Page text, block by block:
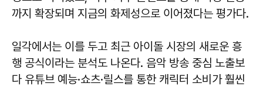
까지 확장되며 지금의 화제성으로 이어졌다는 평가다.
일각에서는 이를 두고 최근 아이돌 시장의 새로운 흥
행 공식이라는 분석도 나온다. 음악 방송 중심 노출보
다 유튜브 예능·쇼츠·릴스를 통한 캐릭터 소비가 훨씬